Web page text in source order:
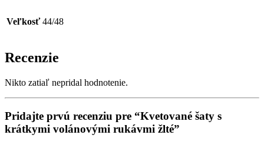
Veľkosť 44/48
Recenzie
Nikto zatiaľ nepridal hodnotenie.
Pridajte prvú recenziu pre “Kvetované šaty s
krátkymi volánovými rukávmi žlté”